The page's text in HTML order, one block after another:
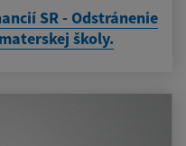
SR - Odstránenie
školy.